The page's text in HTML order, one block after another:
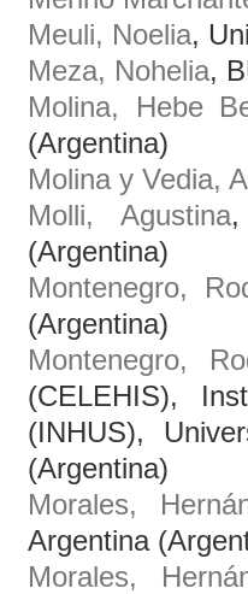
Meuli, Noelia,
Meza, Nohelia,
Molina, Hebe
(Argentina)
Molina y Vedia,
Molli, Agustina
(Argentina)
Montenegro,
(Argentina)
Montenegro,
(CELEHIS),
(INHUS),
(Argentina)
Morales,
Argentina
Morales,